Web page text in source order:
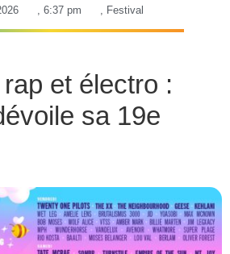
, 6:37 pm , Festival
et électro :
sa 19e